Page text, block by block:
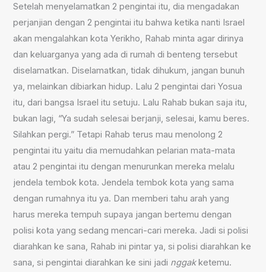
Setelah menyelamatkan 2 pengintai itu, dia mengadakan
perjanjian dengan 2 pengintai itu bahwa ketika nanti Israel
akan mengalahkan kota Yerikho, Rahab minta agar dirinya
dan keluarganya yang ada di rumah di benteng tersebut
diselamatkan. Diselamatkan, tidak dihukum, jangan bunuh
ya, melainkan dibiarkan hidup. Lalu 2 pengintai dari Yosua
itu, dari bangsa Israel itu setuju. Lalu Rahab bukan saja itu,
bukan lagi, “Ya sudah selesai berjanji, selesai, kamu beres.
Silahkan pergi.” Tetapi Rahab terus mau menolong 2
pengintai itu yaitu dia memudahkan pelarian mata-mata
atau 2 pengintai itu dengan menurunkan mereka melalu
jendela tembok kota. Jendela tembok kota yang sama
dengan rumahnya itu ya. Dan memberi tahu arah yang
harus mereka tempuh supaya jangan bertemu dengan
polisi kota yang sedang mencari-cari mereka. Jadi si polisi
diarahkan ke sana, Rahab ini pintar ya, si polisi diarahkan ke
sana, si pengintai diarahkan ke sini jadi nggakketemu.